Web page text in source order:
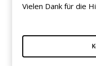
Vielen Dank für die